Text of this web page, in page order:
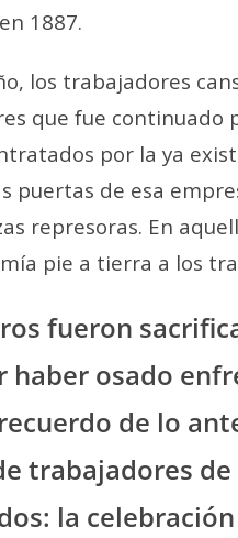
1887.
los trabajadores
que fue continuado
por la ya
puertas de esa
represoras. En
pie a tierra a los
fueron
haber osado
de lo
trabajadores
la